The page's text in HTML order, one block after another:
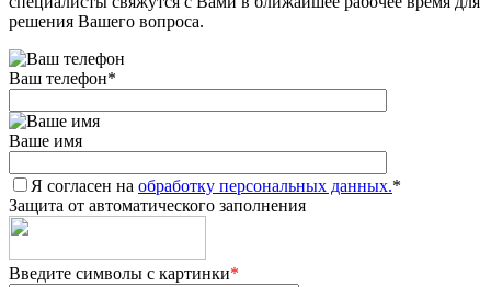
решения Вашего вопроса.
Ваш телефон*
Ваше имя
Я согласен на обработку персональных данных.*
Защита от автоматического заполнения
Введите символы с картинки*